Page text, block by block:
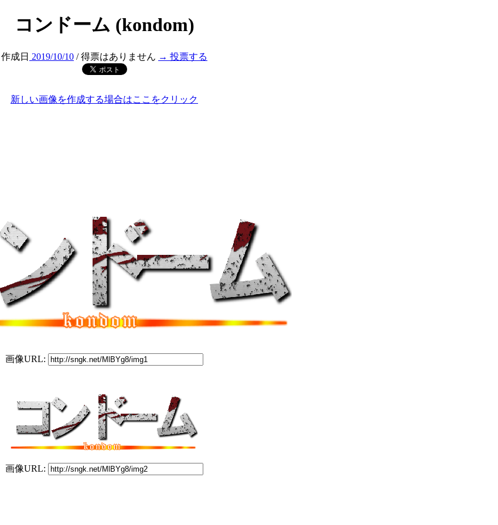
コンドーム (kondom)
作成日 2019/10/10 / 得票はありません → 投票する
新しい画像を作成する場合はここをクリック
画像URL:
画像URL: